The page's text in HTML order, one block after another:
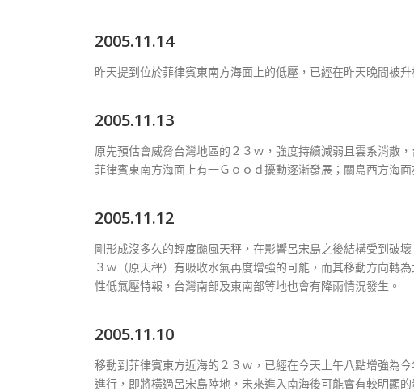
2005.11.14
昨天提到位於菲律賓東南方海面上的低壓，已經在昨天晚間被
2005.11.13
原先預估會威脅台灣地區的２３ｗ，強度持續減弱且雲系消散
菲律賓東南方海面上有一Ｇｏｏｄ擾動逐漸發展；關島西方海
2005.11.12
剛形成沒多久的輕度颱風天秤，在影響呂宋島之後結構受到破
３ｗ（原天秤）有吸收水氣再度增強的可能，而其移動方向轉
性低氣壓特報，台灣南部及東南部等地也會有降雨情況發生。
2005.11.10
移動到菲律賓東方近海的２３ｗ，已經在今天上午八點增強為
進行，即將橫過呂宋島陸地，未來進入南海後可能會有較明顯